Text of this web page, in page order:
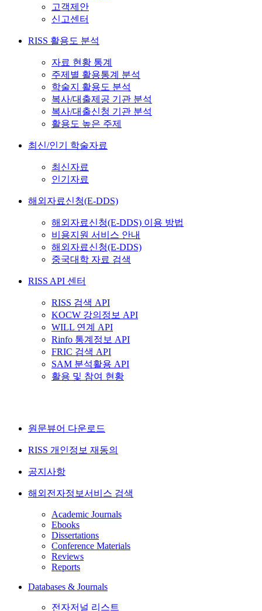
고객제안
신고센터
RISS 활용도 분석
자료 현황 통계
주제별 활용통계 분석
학술지 활용도 분석
복사/대출제공 기관 분석
복사/대출신청 기관 분석
활용도 높은 주제
최신/인기 학술자료
최신자료
인기자료
해외자료신청(E-DDS)
해외자료신청(E-DDS) 이용 방법
비용지원 서비스 안내
해외자료신청(E-DDS)
중국대학 자료 검색
RISS API 센터
RISS 검색 API
KOCW 강의정보 API
WILL 연계 API
Rinfo 통계정보 API
FRIC 검색 API
SAM 분석활용 API
활용 및 참여 현황
원문뷰어 다운로드
RISS 개인정보 재동의
공지사항
해외전자정보서비스 검색
Academic Journals
Ebooks
Dissertations
Conference Materials
Reviews
Reports
Databases & Journals
전자저널 리스트